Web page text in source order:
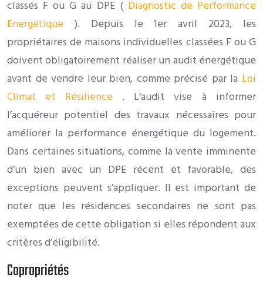
classés F ou G au DPE ( Diagnostic de Performance
Energétique ). Depuis le 1er avril 2023, les
propriétaires de maisons individuelles classées F ou G
doivent obligatoirement réaliser un audit énergétique
avant de vendre leur bien, comme précisé par la Loi
Climat et Résilience . L’audit vise à informer
l’acquéreur potentiel des travaux nécessaires pour
améliorer la performance énergétique du logement.
Dans certaines situations, comme la vente imminente
d’un bien avec un DPE récent et favorable, des
exceptions peuvent s’appliquer. Il est important de
noter que les résidences secondaires ne sont pas
exemptées de cette obligation si elles répondent aux
critères d’éligibilité.
Copropriétés